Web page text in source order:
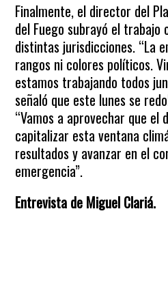
Finalmente, el director del
del Fuego subrayó el trabajo
distintas jurisdicciones. “La
rangos ni colores políticos.
estamos trabajando todos
señaló que este lunes se
“Vamos a aprovechar que el
capitalizar esta ventana
resultados y avanzar en el
emergencia”.
Entrevista de Miguel Clariá.